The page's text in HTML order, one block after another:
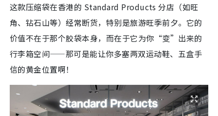
这款压缩袋在香港的 Standard Products 分店（如旺
角、钻石山等）经常断货，特别是旅游旺季前夕。它的
价值不在于那个胶袋本身，而在于它为你“变”出来的
行李箱空间——那可是能让你多塞两双运动鞋、五盒手
信的黄金位置啊！